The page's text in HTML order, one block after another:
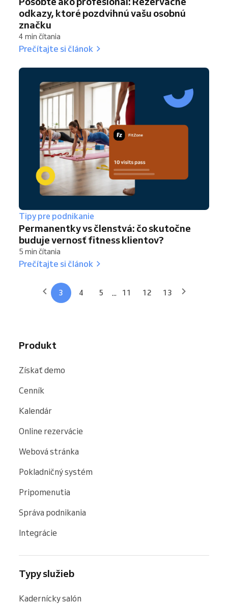
odkazy, ktoré pozdvihnú vašu osobnú
značku
4 min čítania
Prečítajte si článok
Tipy pre podnikanie
Permanentky vs členstvá: čo skutočne
buduje vernosť fitness klientov?
5 min čítania
Prečítajte si článok
3 4 5 ... 11 12 13
Produkt
Získať demo
Cenník
Kalendár
Online rezervácie
Webová stránka
Pokladničný systém
Pripomenutia
Správa podnikania
Integrácie
Typy služieb
Kadernícky salón